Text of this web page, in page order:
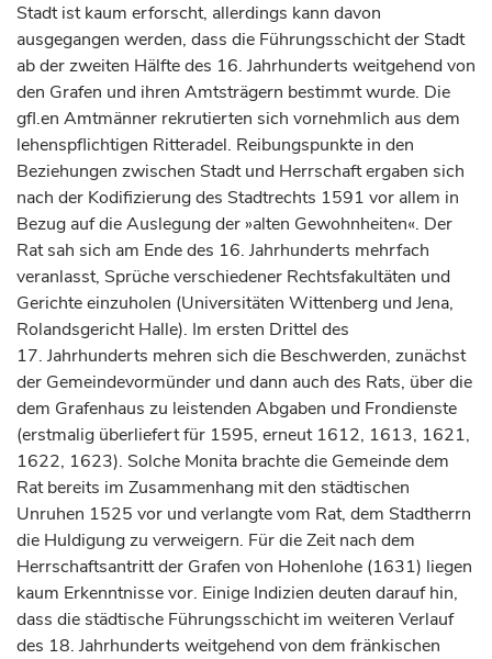
Stadt ist kaum erforscht, allerdings kann davon
ausgegangen werden, dass die Führungsschicht der Stadt
ab der zweiten Hälfte des 16. Jahrhunderts weitgehend von
den Grafen und ihren Amtsträgern bestimmt wurde. Die
gfl.en Amtmänner rekrutierten sich vornehmlich aus dem
lehenspflichtigen Ritteradel. Reibungspunkte in den
Beziehungen zwischen Stadt und Herrschaft ergaben sich
nach der Kodifizierung des Stadtrechts 1591 vor allem in
Bezug auf die Auslegung der »alten Gewohnheiten«. Der
Rat sah sich am Ende des 16. Jahrhunderts mehrfach
veranlasst, Sprüche verschiedener Rechtsfakultäten und
Gerichte einzuholen (Universitäten Wittenberg undJena,
Rolandsgericht Halle). Im ersten Drittel des
17. Jahrhunderts mehren sich die Beschwerden, zunächst
der Gemeindevormünder und dann auch des Rats, über die
dem Grafenhaus zu leistenden Abgaben und Frondienste
(erstmalig überliefert für 1595, erneut 1612, 1613, 1621,
1622, 1623). Solche Monita brachte die Gemeinde dem
Rat bereits im Zusammenhang mit den städtischen
Unruhen 1525 vor und verlangte vom Rat, dem Stadtherrn
die Huldigung zu verweigern. Für die Zeit nach dem
Herrschaftsantritt der Grafen von Hohenlohe (1631) liegen
kaum Erkenntnisse vor. Einige Indizien deuten darauf hin,
dass die städtische Führungsschicht im weiteren Verlauf
des 18. Jahrhunderts weitgehend von dem fränkischen